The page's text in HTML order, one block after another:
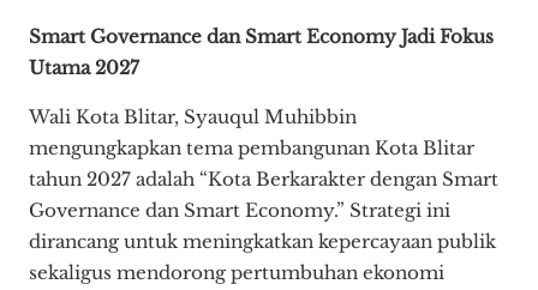
Smart Governance dan Smart Economy Jadi Fokus
Utama 2027
Wali Kota Blitar, Syauqul Muhibbin
mengungkapkan tema pembangunan Kota Blitar
tahun 2027 adalah “Kota Berkarakter dengan Smart
Governance dan Smart Economy.” Strategi ini
dirancang untuk meningkatkan kepercayaan publik
sekaligus mendorong pertumbuhan ekonomi